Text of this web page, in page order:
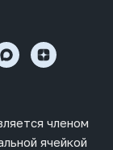
членом
ячейкой